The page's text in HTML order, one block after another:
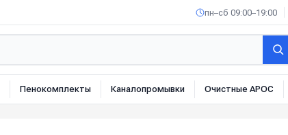
пн–сб 09:00–19:00
Пенокомплекты Каналопромывки Очистные АРОС